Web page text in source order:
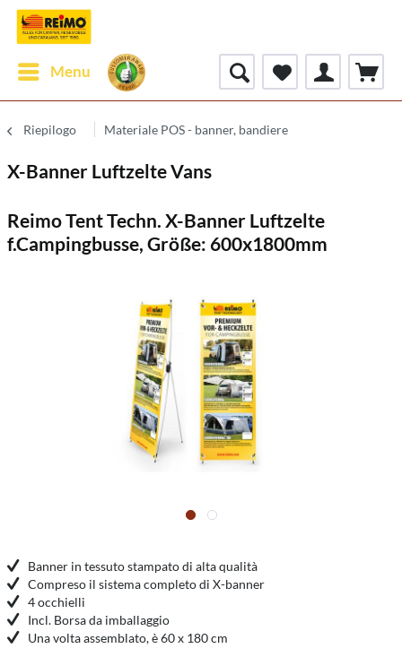
Menu
Riepilogo Materiale POS - banner, bandiere
X-Banner Luftzelte Vans
Reimo Tent Techn. X-Banner Luftzelte
f.Campingbusse, Größe: 600x1800mm
Banner in tessuto stampato di alta qualità
Compreso il sistema completo di X-banner
4 occhielli
Incl. Borsa da imballaggio
Una volta assemblato, è 60 x 180 cm